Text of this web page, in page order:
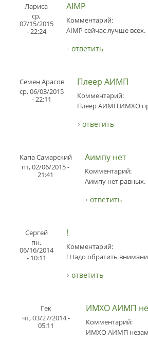
Лариса
ср,
07/15/2015
- 22:24
AIMP
Комментарий:
AIMP сейчас лучше всех.
ответить
Семен Арасов
ср, 06/03/2015
- 22:11
Плеер АИМП
Комментарий:
Плеер АИМП ИМХО
ответить
Капа Самарский
пт, 02/06/2015 -
21:41
Аимпу нет
Комментарий:
Аимпу нет равных.
ответить
Сергей
пн,
06/16/2014
- 10:11
!
Комментарий:
! Надо обратить
ответить
Гек
чт, 03/27/2014 -
05:11
ИМХО АИМП
Комментарий:
ИМХО АИМП